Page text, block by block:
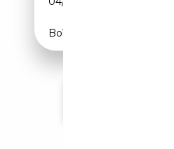
Boîte automatique